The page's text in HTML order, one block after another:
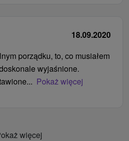
18.09.2020
porządku, to, co musiałem
wyjaśnione.
Pokaż więcej
więcej